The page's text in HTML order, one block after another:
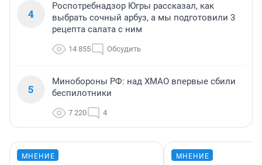
4
Роспотребнадзор Югры рассказал, как
выбрать сочный арбуз, а мы подготовили 3
рецепта салата с ним
14 855 Обсудить
5
Минобороны РФ: над ХМАО впервые сбили
беспилотники
7 220 4
МНЕНИЕ МНЕНИЕ